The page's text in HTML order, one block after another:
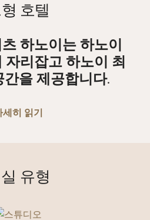
호텔
하노이는 하노이
자리잡고 하노이 최
간을 제공합니다.
세히 읽기
유형